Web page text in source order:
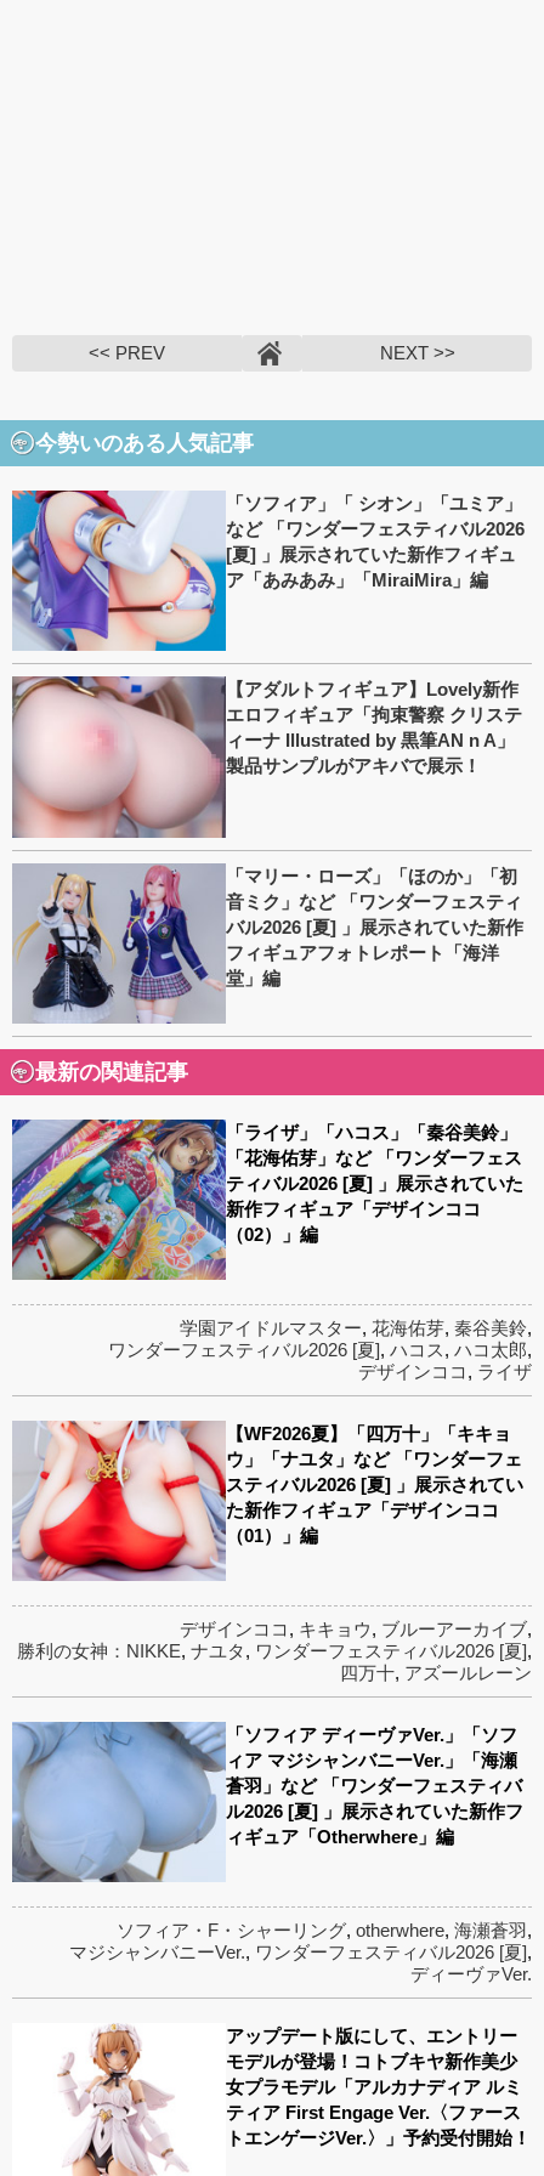
<< PREV NEXT >>
今勢いのある人気記事
「ソフィア」「 シオン」「ユミア」
など 「ワンダーフェスティバル2026
[夏] 」展示されていた新作フィギュ
ア「あみあみ」「MiraiMira」編
【アダルトフィギュア】Lovely新作
エロフィギュア「拘束警察 クリステ
ィーナ Illustrated by 黒筆AN n A」
製品サンプルがアキバで展示！
「マリー・ローズ」「ほのか」「初
音ミク」など 「ワンダーフェスティ
バル2026 [夏] 」展示されていた新作
フィギュアフォトレポート「海洋
堂」編
最新の関連記事
「ライザ」「ハコス」「秦谷美鈴」
「花海佑芽」など 「ワンダーフェス
ティバル2026 [夏] 」展示されていた
新作フィギュア「デザインココ
（02）」編
学園アイドルマスター, 花海佑芽, 秦谷美鈴,
ワンダーフェスティバル2026 [夏], ハコス, ハコ太郎,
デザインココ , ライザ
【WF2026夏】「四万十」「キキョ
ウ」「ナユタ」など 「ワンダーフェ
スティバル2026 [夏] 」展示されてい
た新作フィギュア「デザインココ
（01）」編
デザインココ , キキョウ, ブルーアーカイブ,
勝利の女神：NIKKE, ナユタ, ワンダーフェスティバル2026 [夏],
四万十, アズールレーン
「ソフィア ディーヴァVer.」「ソフ
ィア マジシャンバニーVer.」「海瀬
蒼羽」など 「ワンダーフェスティバ
ル2026 [夏] 」展示されていた新作フ
ィギュア「Otherwhere」編
ソフィア・F・シャーリング, otherwhere, 海瀬蒼羽,
マジシャンバニーVer., ワンダーフェスティバル2026 [夏],
ディーヴァVer.
アップデート版にして、エントリー
モデルが登場！コトブキヤ新作美少
女プラモデル「アルカナディア ルミ
ティア First Engage Ver.〈ファース
トエンゲージVer.〉」予約受付開始！